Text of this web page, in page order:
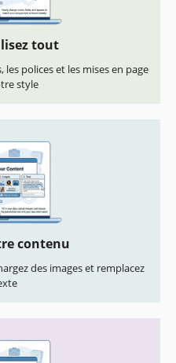
tout
polices et les mises en page
style
contenu
des images et remplacez